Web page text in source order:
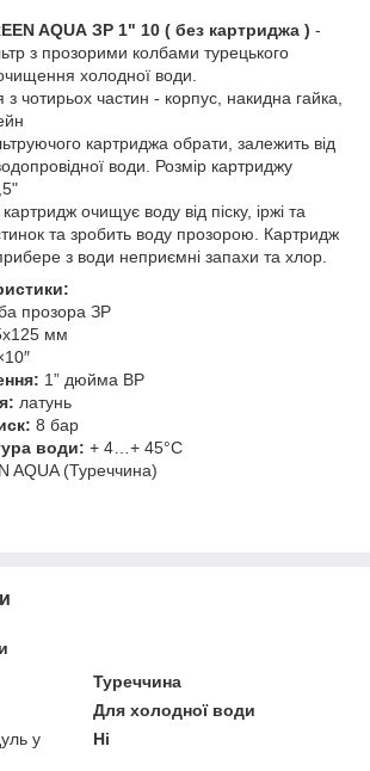
AQUA ЗР 1" 10 ( без картриджа ) -
з прозорими колбами турецького
холодної води.
з чотирьох частин - корпус, накидна гайка,
картриджа обрати, залежить від
води. Розмір картриджу
очищує воду від піску, іржі та
та зробить воду прозорою. Картридж
з води неприємні запахи та хлор.
прозора ЗР
мм
1” дюйма ВР
латунь
8 бар
води: + 4…+ 45°C
AQUA (Туреччина)
Туреччина
Для холодної води
у
Ні